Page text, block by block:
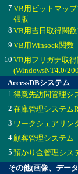
7 VB用ビットマッ
張版
8 VB用吉日取得関
9 VB用Winsock関数
10 VB用フリガナ取
(WindowsNT4.0/
AccessDBシステム
1 得意先訪問管理シ
2 在庫管理システム
3 ワークシェアリン
4顧客管理システム
5 預かり金管理シス
その他(画像、デー